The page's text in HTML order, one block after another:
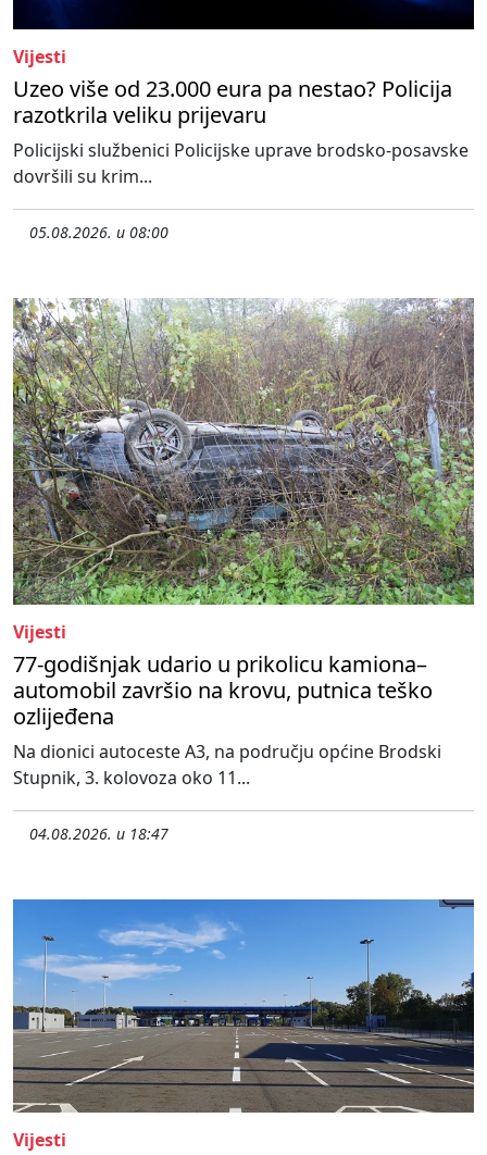
Vijesti
Uzeo više od 23.000 eura pa nestao? Policija
razotkrila veliku prijevaru
Policijski službenici Policijske uprave brodsko-posavske
dovršili su krim...
05.08.2026. u 08:00
Vijesti
77-godišnjak udario u prikolicu kamiona–
automobil završio na krovu, putnica teško
ozlijeđena
Na dionici autoceste A3, na području općine Brodski
Stupnik, 3. kolovoza oko 11...
04.08.2026. u 18:47
Vijesti